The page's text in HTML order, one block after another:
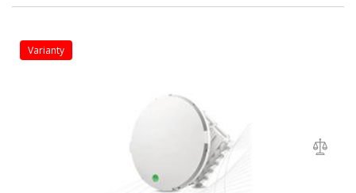
varianty